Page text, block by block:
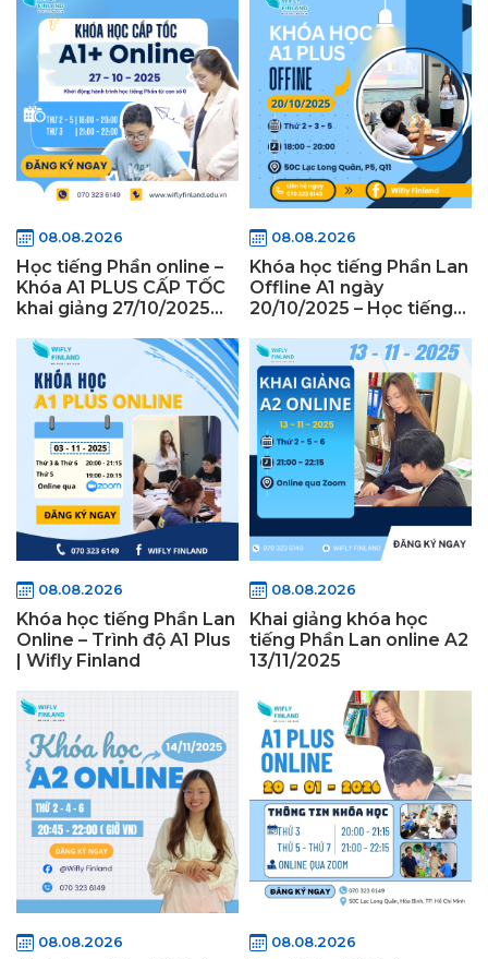
08.08.2026
Học tiếng Phần online –
Khóa A1 PLUS CẤP TỐC
khai giảng 27/10/2025
08.08.2026
Khóa học tiếng Phần Lan
Offline A1 ngày
20/10/2025 – Học tiếng
TPHCM cùng Wifly
Finland
08.08.2026
Khóa học tiếng Phần Lan
Online – Trình độ A1 Plus
| Wifly Finland
08.08.2026
Khai giảng khóa học
tiếng Phần Lan online A2
13/11/2025
08.08.2026 08.08.2026